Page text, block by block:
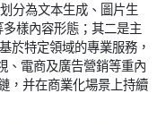
分為文本生成、圖片生
樣內容形態；其二是主
於特定領域的專業服務，
、電商及廣告營銷等重內
，并在商業化場景上持續